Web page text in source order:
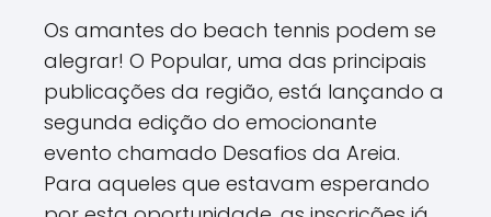
Os amantes do beach tennis podem se
alegrar! O Popular, uma das principais
publicações da região, está lançando a
segunda edição do emocionante
evento chamado Desafios da Areia.
Para aqueles que estavam esperando